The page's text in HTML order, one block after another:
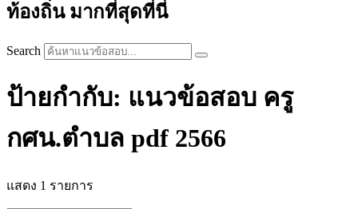
ท้องถิ่น มากที่สุดที่นี่
Search
ป้ายกำกับ: แนวข้อสอบ ครู
กศน.ตําบล pdf 2566
แสดง 1 รายการ